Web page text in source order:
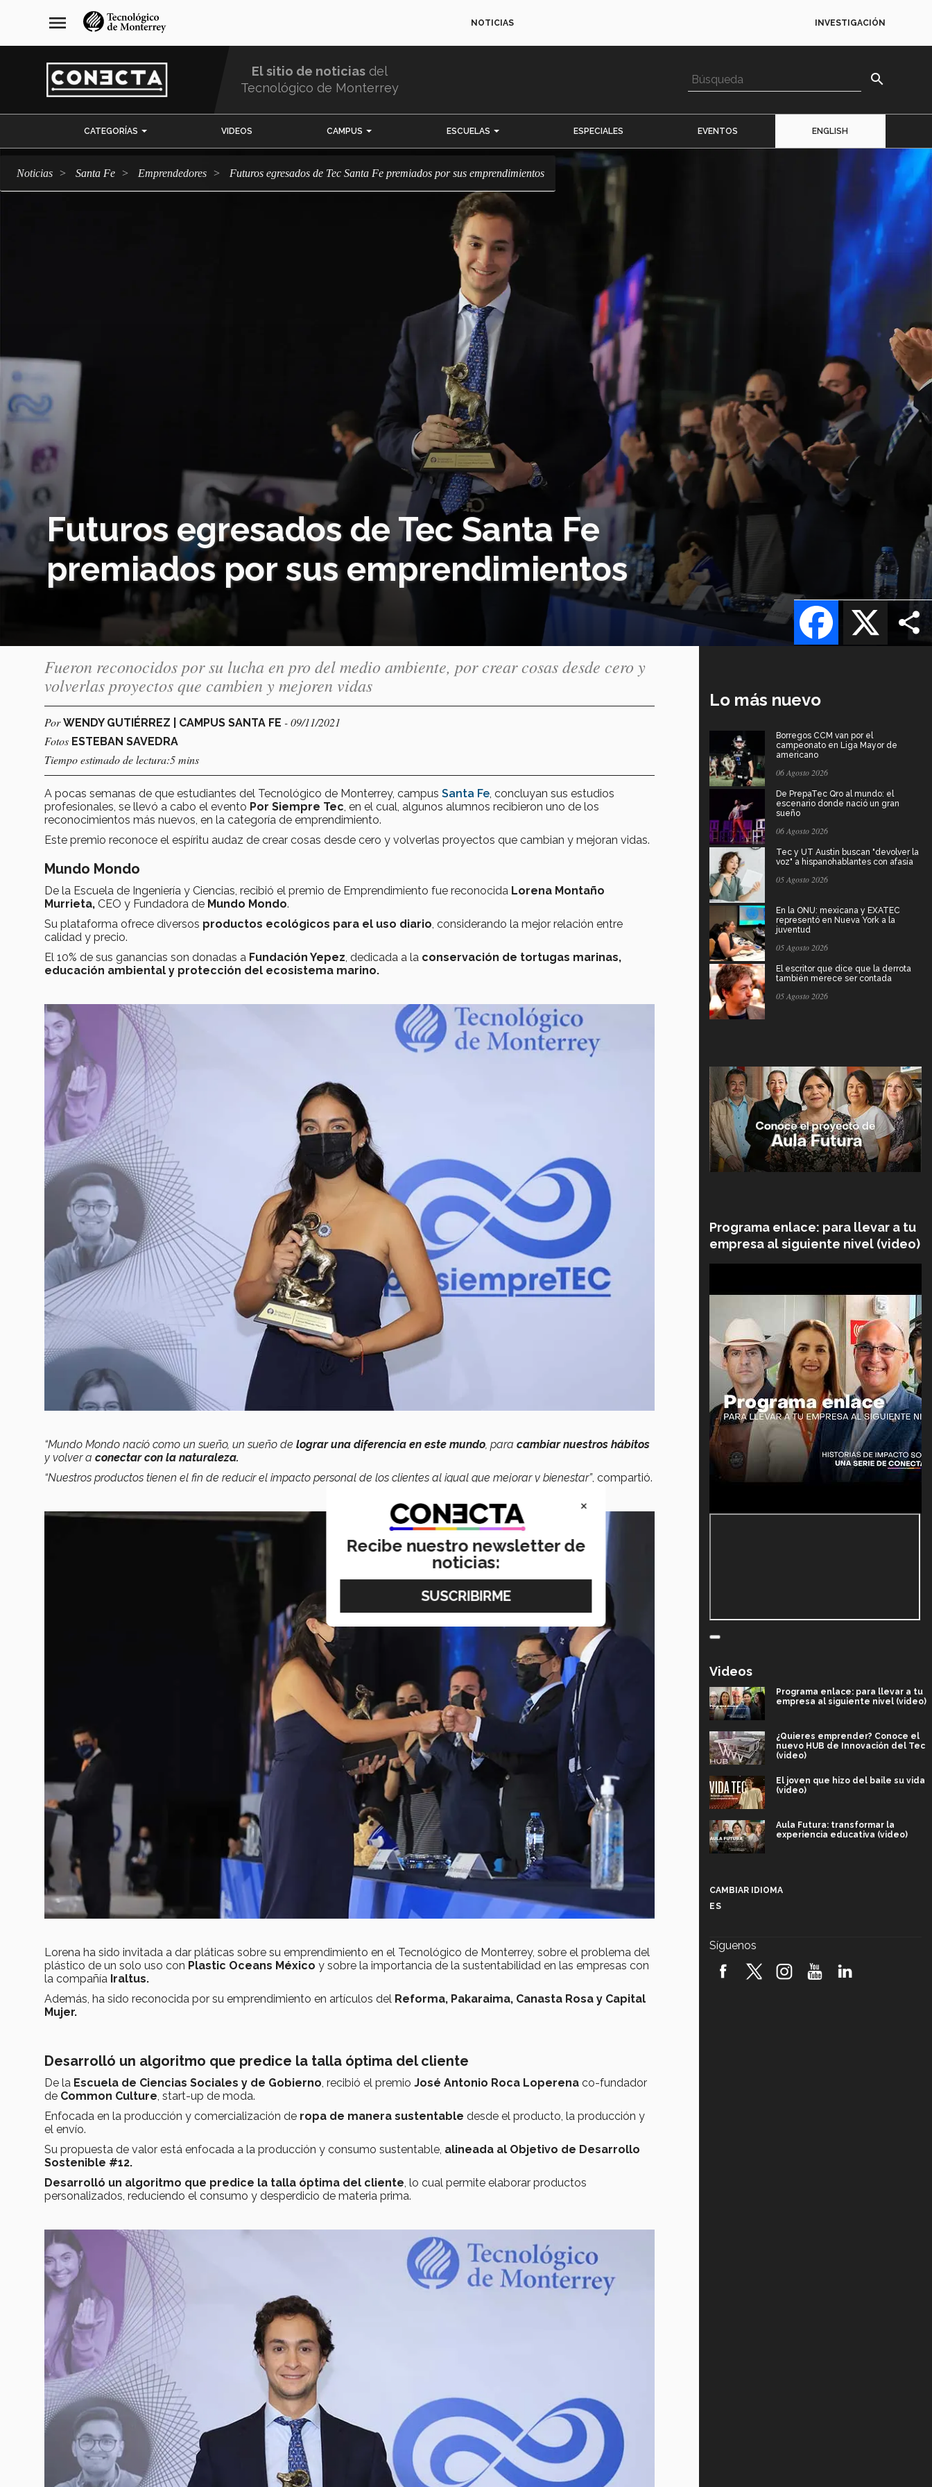
navegación
principal
menu NOTICIAS INVESTIGACIÓN
El sitio de noticias del
Tecnológico de Monterrey
search
CATEGORÍAS VIDEOS CAMPUS ESCUELAS ESPECIALES EVENTOS ENGLISH
Noticias Santa Fe emprendedores Futuros egresados de Tec Santa Fe premiados por sus emprendimientos
Futuros egresados de Tec Santa Fe
premiados por sus emprendimientos
X
Facebook
Fueron reconocidos por su lucha en pro del medio ambiente, por crear cosas desde cero y
volverlas proyectos que cambien y mejoren vidas
PorWENDY GUTIÉRREZ | CAMPUS SANTA FE - 09/11/2021
Fotos ESTEBAN SAVEDRA
Tiempo estimado de lectura:5 mins
A pocas semanas de que estudiantes del Tecnológico de Monterrey, campus Santa Fe , concluyan sus estudios
profesionales, se llevó a cabo el evento Por Siempre Tec , en el cual, algunos alumnos recibieron uno de los
reconocimientos más nuevos, en la categoría de emprendimiento.
Este premio reconoce el espíritu audaz de crear cosas desde cero y volverlas proyectos que cambian y mejoran vidas.
Mundo Mondo
De la Escuela de Ingeniería y Ciencias, recibió el premio de Emprendimiento fue reconocida Lorena Montaño
Murrieta, CEO y Fundadora de Mundo Mondo.
Su plataforma ofrece diversos productos ecológicos para el uso diario , considerando la mejor relación entre
calidad y precio.
El 10% de sus ganancias son donadas a Fundación Yepez , dedicada a la conservación de tortugas marinas,
educación ambiental y protección del ecosistema marino.
“Mundo Mondo nació como un sueño, un sueño de lograr una diferencia en este mundo, para cambiar nuestros hábitos
y volver a conectar con la naturaleza.
“Nuestros productos tienen el fin de reducir el impacto personal de los clientes al igual que mejorar y bienestar”, compartió.
Lorena ha sido invitada a dar pláticas sobre su emprendimiento en el Tecnológico de Monterrey, sobre el problema del
plástico de un solo uso con Plastic Oceans México y sobre la importancia de la sustentabilidad en las empresas con
la compañía Iraltus.
Además, ha sido reconocida por su emprendimiento en artículos del Reforma, Pakaraima, Canasta Rosa y Capital
Mujer.
Desarrolló un algoritmo que predice la talla óptima del cliente
De la Escuela de Ciencias Sociales y de Gobierno, recibió el premio José Antonio Roca Loperena co-fundador
de Common Culture, start-up de moda.
Enfocada en la producción y comercialización de ropa de manera sustentable desde el producto, la producción y
el envío.
Su propuesta de valor está enfocada a la producción y consumo sustentable, alineada al Objetivo de Desarrollo
Sostenible #12.
Desarrolló un algoritmo que predice la talla óptima del cliente, lo cual permite elaborar productos
personalizados, reduciendo el consumo y desperdicio de materia prima.
Lo más nuevo
Borregos CCM van por el
campeonato en Liga Mayor de
americano
06 Agosto 2026
De PrepaTec Qro al mundo: el
escenario donde nació un gran
sueño
06 Agosto 2026
Tec y UT Austin buscan "devolver la
voz" a hispanohablantes con afasia
05 Agosto 2026
En la ONU: mexicana y EXATEC
representó en Nueva York a la
juventud
05 Agosto 2026
El escritor que dice que la derrota
también merece ser contada
05 Agosto 2026
Programa enlace: para llevar a tu
empresa al siguiente nivel (video)
Videos
Programa enlace: para llevar a tu
empresa al siguiente nivel (video)
¿Quieres emprender? Conoce el
nuevo HUB de Innovación del Tec
(video)
El joven que hizo del baile su vida
(video)
Aula Futura: transformar la
experiencia educativa (video)
robótica FIRST 2026! (video)
CAMBIAR IDIOMA
ES
Síguenos
×
Recibe nuestro newsletter de
noticias: